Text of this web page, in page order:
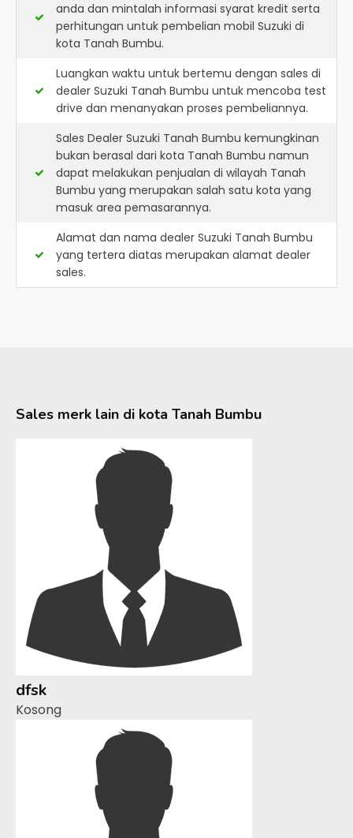
anda dan mintalah informasi syarat kredit serta
perhitungan untuk pembelian mobil Suzuki di
kota Tanah Bumbu.
Luangkan waktu untuk bertemu dengan sales di
dealer Suzuki Tanah Bumbu untuk mencoba test
drive dan menanyakan proses pembeliannya.
Sales Dealer Suzuki Tanah Bumbu kemungkinan
bukan berasal dari kota Tanah Bumbu namun
dapat melakukan penjualan di wilayah Tanah
Bumbu yang merupakan salah satu kota yang
masuk area pemasarannya.
Alamat dan nama dealer Suzuki Tanah Bumbu
yang tertera diatas merupakan alamat dealer
sales.
Sales merk lain di kota Tanah Bumbu
dfsk
Kosong